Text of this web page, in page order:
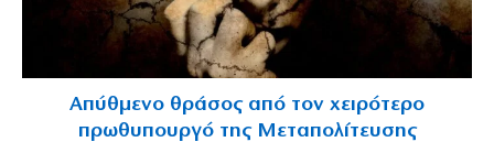
Απύθμενο θράσος από τον χειρότερο
πρωθυπουργό της Μεταπολίτευσης